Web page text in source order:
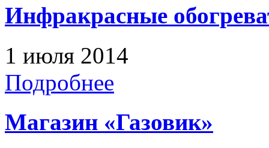
Инфракрасные
1 июля 2014
Подробнее
Магазин «Газовик»